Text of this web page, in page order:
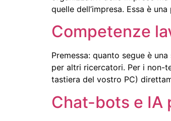
quelle dell’impresa. Essa è
Competenze
Premessa: quanto segue è
per altri ricercatori. Per i non-
tastiera del vostro PC)
Chat-bots e IA